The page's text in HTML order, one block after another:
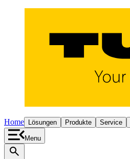
Home Lösungen Produkte Service
Menu
search